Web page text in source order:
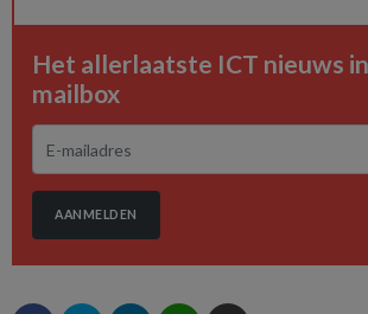
Het allerlaatste ICT nieuws
mailbox
AANMELDEN